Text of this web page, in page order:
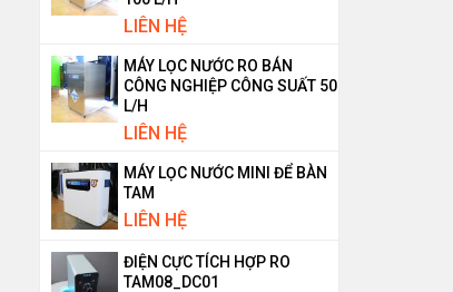
LIÊN HỆ
MÁY LỌC NƯỚC RO BÁN
CÔNG NGHIỆP CÔNG SUẤT 50
L/H
LIÊN HỆ
MÁY LỌC NƯỚC MINI ĐỂ BÀN
TAM
LIÊN HỆ
ĐIỆN CỰC TÍCH HỢP RO
TAM08_DC01